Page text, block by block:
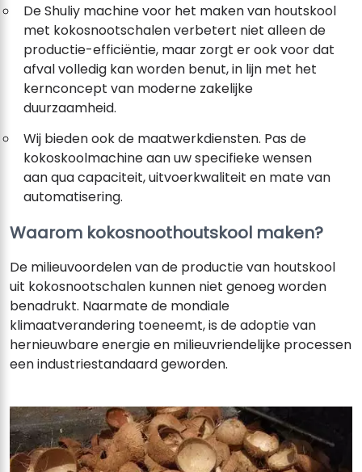
De Shuliy machine voor het maken van houtskool
met kokosnootschalen verbetert niet alleen de
productie-efficiëntie, maar zorgt er ook voor dat
afval volledig kan worden benut, in lijn met het
kernconcept van moderne zakelijke
duurzaamheid.
Wij bieden ook de maatwerkdiensten. Pas de
kokoskoolmachine aan uw specifieke wensen
aan qua capaciteit, uitvoerkwaliteit en mate van
automatisering.
Waarom kokosnoothoutskool maken?
De milieuvoordelen van de productie van houtskool
uit kokosnootschalen kunnen niet genoeg worden
benadrukt. Naarmate de mondiale
klimaatverandering toeneemt, is de adoptie van
hernieuwbare energie en milieuvriendelijke processen
een industriestandaard geworden.